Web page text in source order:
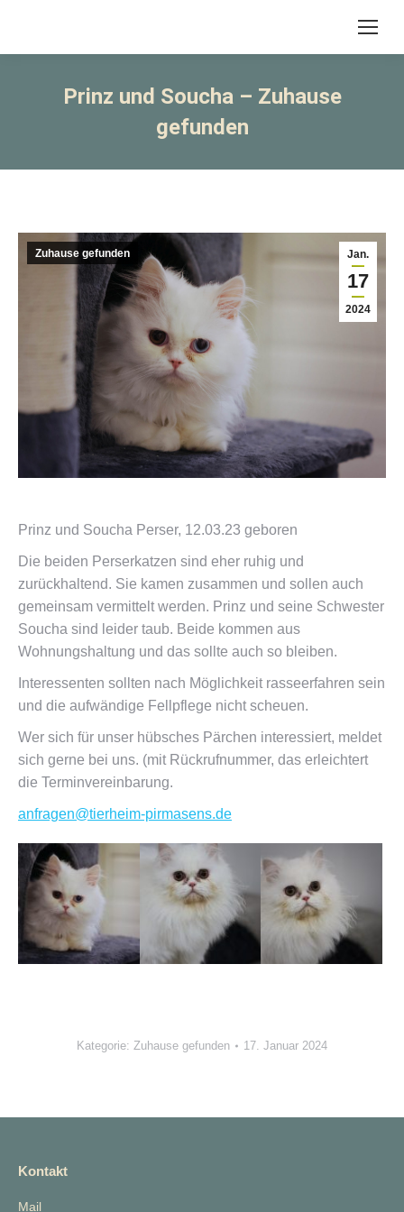
Prinz und Soucha – Zuhause
gefunden
Jan.
17
2024
Zuhause gefunden
Prinz und Soucha Perser, 12.03.23 geboren
Die beiden Perserkatzen sind eher ruhig und
zurückhaltend. Sie kamen zusammen und sollen auch
gemeinsam vermittelt werden. Prinz und seine Schwester
Soucha sind leider taub. Beide kommen aus
Wohnungshaltung und das sollte auch so bleiben.
Interessenten sollten nach Möglichkeit rasseerfahren sein
und die aufwändige Fellpflege nicht scheuen.
Wer sich für unser hübsches Pärchen interessiert, meldet
sich gerne bei uns. (mit Rückrufnummer, das erleichtert
die Terminvereinbarung.
anfragen@tierheim-pirmasens.de
Kategorie: Zuhause gefunden 17. Januar 2024
Kontakt
Mail